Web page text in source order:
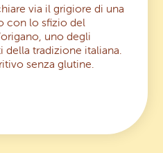
via il grigiore di una
con lo sfizio del
uno degli
della tradizione italiana.
senza glutine.